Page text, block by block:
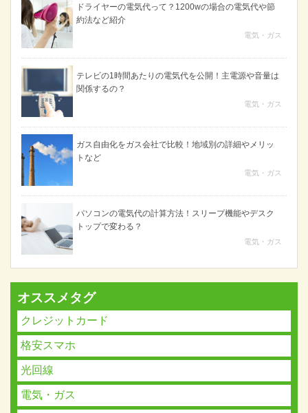
ドライヤーの電気代って？1200wの場合の電気代や節
約法など紹介
電気・ガス
テレビの1時間あたりの電気代を公開！主電源や音量は
関係するの？
電気・ガス
ガス自由化をガス会社で比較！地域別の詳細やメリッ
トなど
電気・ガス
パソコンの電気代の計算方法！スリープ機能やデスク
トップで変わる？
電気・ガス
オススメタグ
クレジットカード
格安スマホ
光回線
電気・ガス